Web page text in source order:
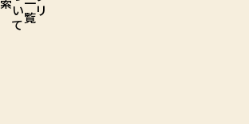
い
て覧リ